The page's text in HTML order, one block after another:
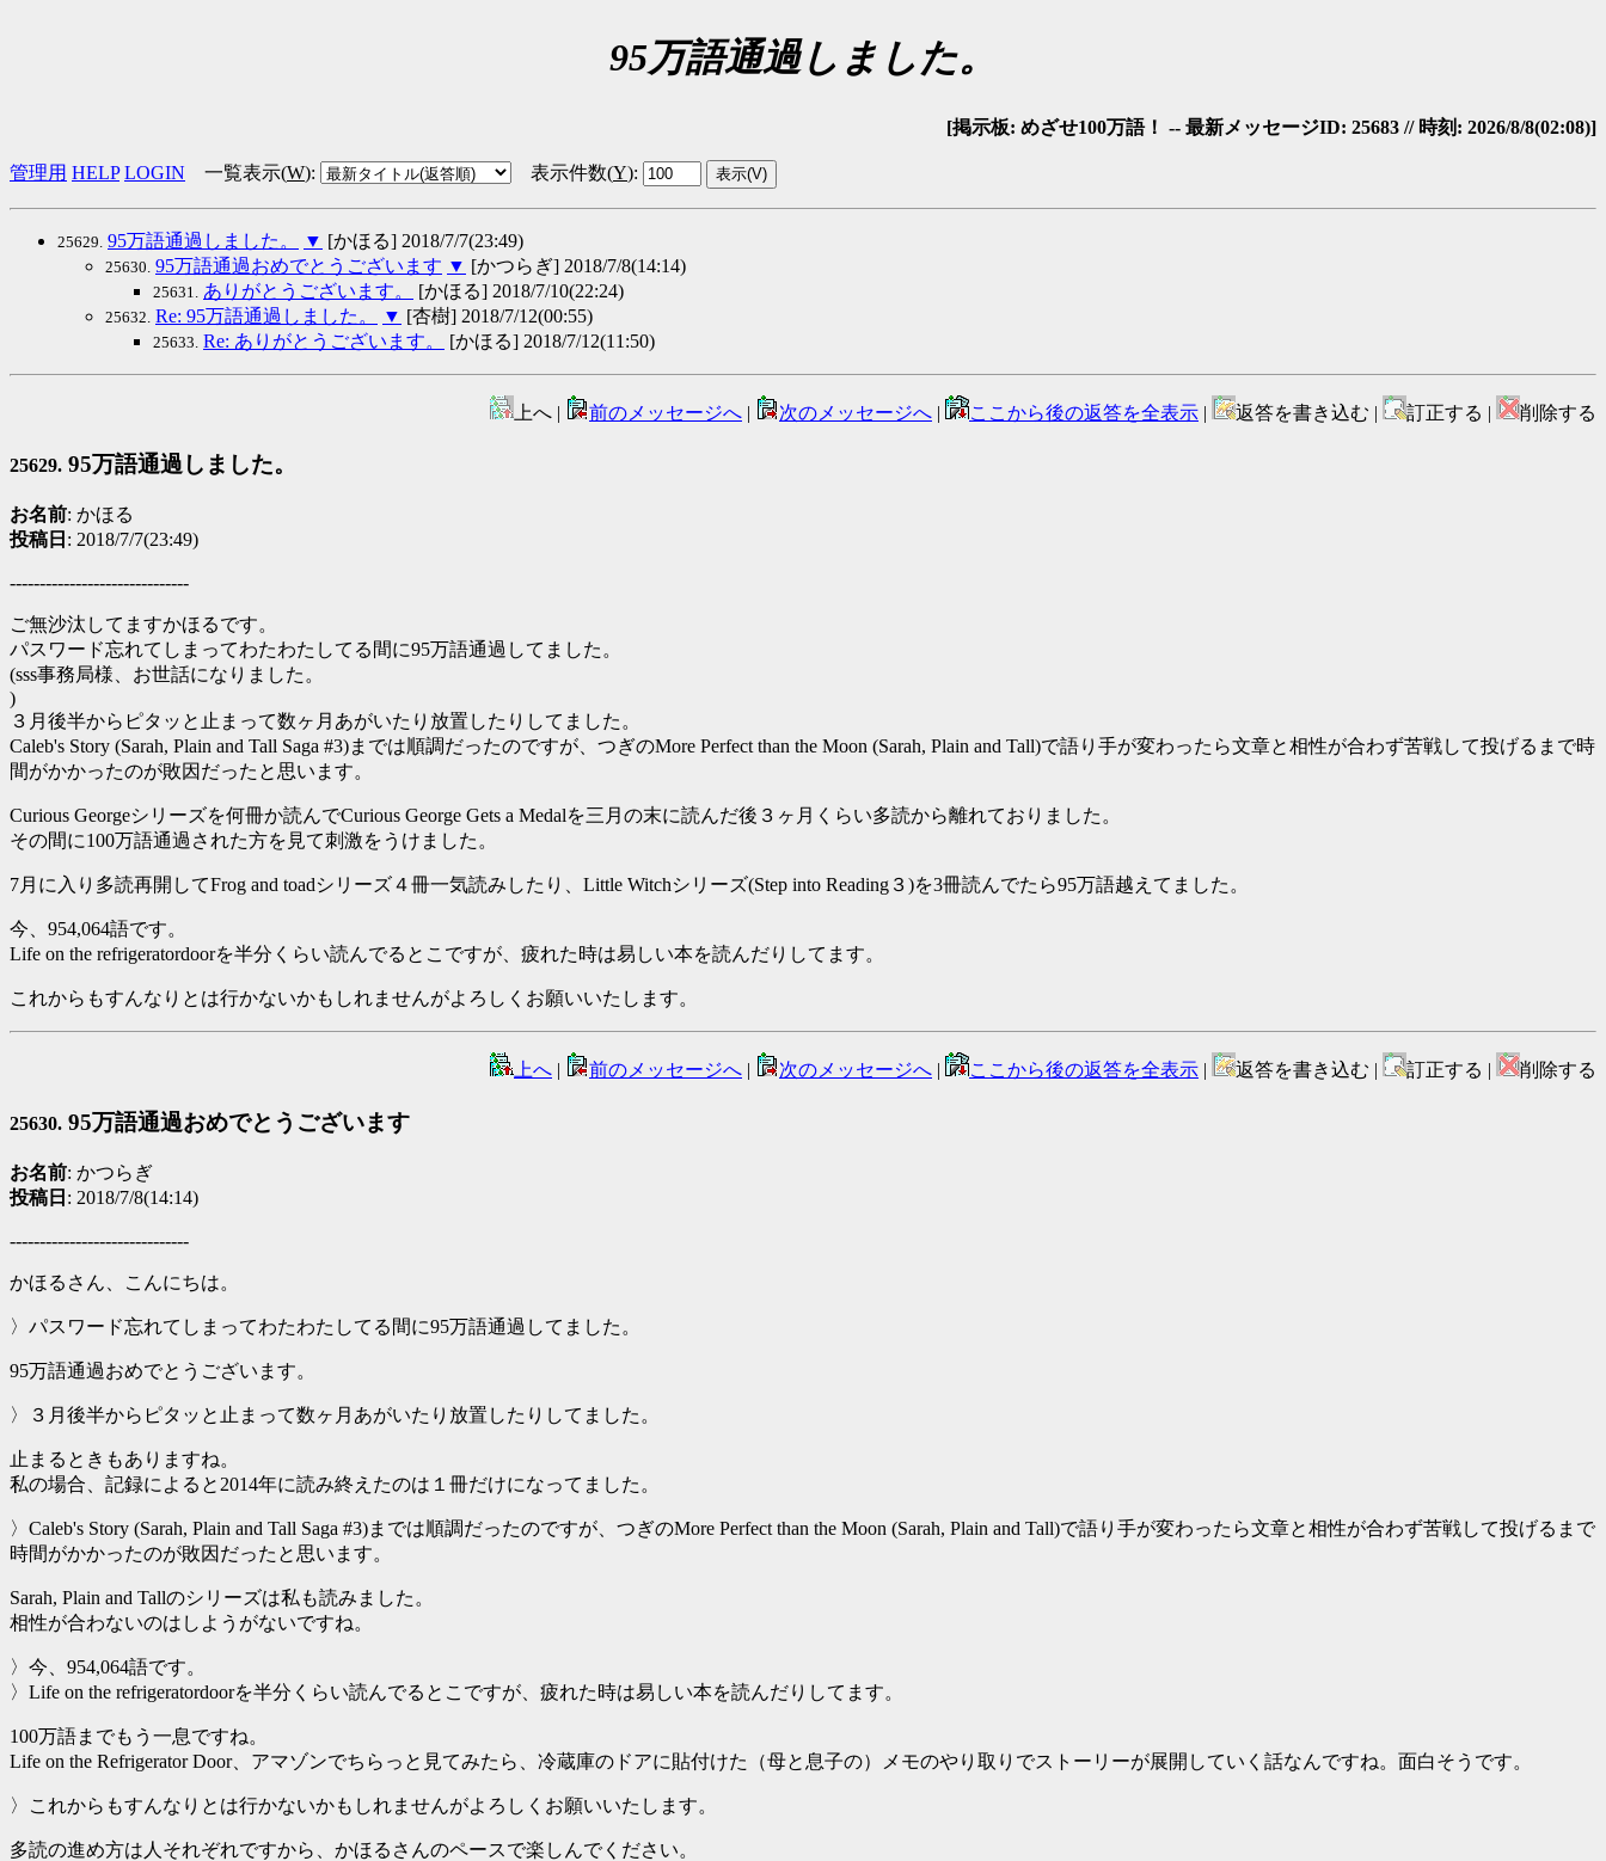
95万語通過しました。
[掲示板: めざせ100万語！ -- 最新メッセージID: 25683 // 時刻: 2026/8/8(02:08)]
管理用 HELP LOGIN 一覧表示(W): 表示件数(Y):
25629. 95万語通過しました。 ▼ [かほる] 2018/7/7(23:49)
25630. 95万語通過おめでとうございます ▼ [かつらぎ] 2018/7/8(14:14)
25631. ありがとうございます。 [かほる] 2018/7/10(22:24)
25632. Re: 95万語通過しました。 ▼ [杏樹] 2018/7/12(00:55)
25633. Re: ありがとうございます。 [かほる] 2018/7/12(11:50)
上へ | 前のメッセージへ | 次のメッセージへ | ここから後の返答を全表示 | 返答を書き込む | 訂正する | 削除する
25629. 95万語通過しました。
お名前: かほる
投稿日 : 2018/7/7(23:49)
------------------------------
ご無沙汰してますかほるです。
パスワード忘れてしまってわたわたしてる間に95万語通過してました。
(sss事務局様、お世話になりました。
)
３月後半からピタッと止まって数ヶ月あがいたり放置したりしてました。
Caleb's Story (Sarah, Plain and Tall Saga #3)までは順調だったのですが、つぎのMore Perfect than the Moon (Sarah, Plain and Tall)で語り手が変わったら文章と相性が合わず苦戦して投げるまで時
間がかかったのが敗因だったと思います。
Curious Georgeシリーズを何冊か読んでCurious George Gets a Medalを三月の末に読んだ後３ヶ月くらい多読から離れておりました。
その間に100万語通過された方を見て刺激をうけました。
7月に入り多読再開してFrog and toadシリーズ４冊一気読みしたり、Little Witchシリーズ(Step into Reading３)を3冊読んでたら95万語越えてました。
今、954,064語です。
Life on the refrigeratordoorを半分くらい読んでるとこですが、疲れた時は易しい本を読んだりしてます。
これからもすんなりとは行かないかもしれませんがよろしくお願いいたします。
上へ 前のメッセージへ 次のメッセージへ ここから後の返答を全表示 返答を書き込む | 訂正する | 削除する
25630. 95万語通過おめでとうございます
お名前: かつらぎ
投稿日 : 2018/7/8(14:14)
------------------------------
かほるさん、こんにちは。
〉パスワード忘れてしまってわたわたしてる間に95万語通過してました。
95万語通過おめでとうございます。
〉３月後半からピタッと止まって数ヶ月あがいたり放置したりしてました。
止まるときもありますね。
私の場合、記録によると2014年に読み終えたのは１冊だけになってました。
〉Caleb's Story (Sarah, Plain and Tall Saga #3)までは順調だったのですが、つぎのMore Perfect than the Moon (Sarah, Plain and Tall)で語り手が変わったら文章と相性が合わず苦戦して投げるまで
時間がかかったのが敗因だったと思います。
Sarah, Plain and Tallのシリーズは私も読みました。
相性が合わないのはしようがないですね。
〉今、954,064語です。
〉Life on the refrigeratordoorを半分くらい読んでるとこですが、疲れた時は易しい本を読んだりしてます。
100万語までもう一息ですね。
Life on the Refrigerator Door、アマゾンでちらっと見てみたら、冷蔵庫のドアに貼付けた（母と息子の）メモのやり取りでストーリーが展開していく話なんですね。面白そうです。
〉これからもすんなりとは行かないかもしれませんがよろしくお願いいたします。
多読の進め方は人それぞれですから、かほるさんのペースで楽しんでください。